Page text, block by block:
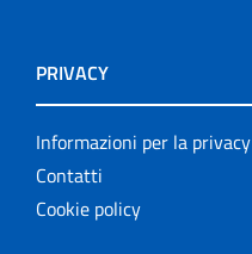
PRIVACY
Informazioni per la privacy
Contatti
Cookie policy